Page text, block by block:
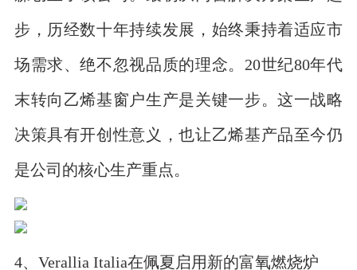
步，历经数十年持续发展，始终秉持着适应市
场需求、绝不忽视品质的理念。20世纪80年代
末转向乙烯基窗户生产是关键一步。这一战略
决策具有开创性意义，也让乙烯基产品至今仍
是公司的核心生产重点。
4、Verallia Italia在佩夏启用新的富氧燃烧炉